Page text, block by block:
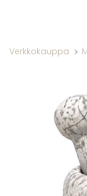
Verkkokauppa